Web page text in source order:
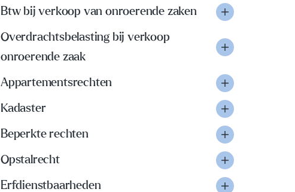
Btw bij verkoop van onroerende zaken
Overdrachtsbelasting bij verkoop
onroerende zaak
Appartementsrechten
Kadaster
Beperkte rechten
Opstalrecht
Erfdienstbaarheden